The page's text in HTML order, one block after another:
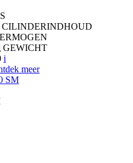
CILINDERINDHOUD
GEWICHT
i
meer
SM